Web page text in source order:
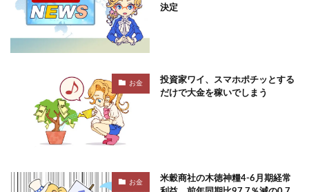
決定
お金
投資家ワイ、スマホポチッとする
だけで大金を稼いでしまう
お金
米穀商社の木徳神糧4-6月期経常